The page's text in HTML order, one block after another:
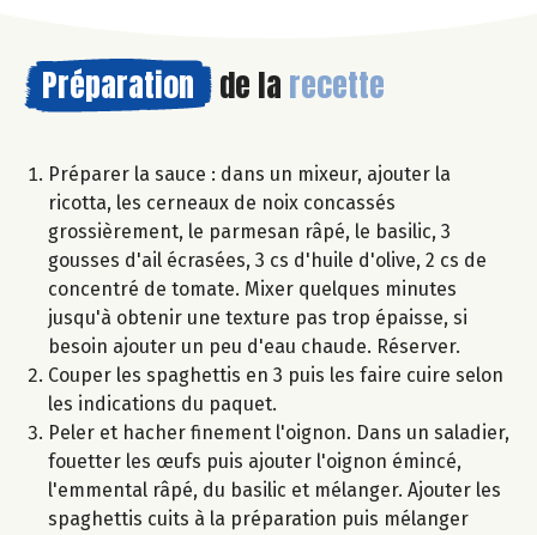
Préparation de la recette
Préparer la sauce : dans un mixeur, ajouter la
ricotta, les cerneaux de noix concassés
grossièrement, le parmesan râpé, le basilic, 3
gousses d'ail écrasées, 3 cs d'huile d'olive, 2 cs de
concentré de tomate. Mixer quelques minutes
jusqu'à obtenir une texture pas trop épaisse, si
besoin ajouter un peu d'eau chaude. Réserver.
Couper les spaghettis en 3 puis les faire cuire selon
les indications du paquet.
Peler et hacher finement l'oignon. Dans un saladier,
fouetter les œufs puis ajouter l'oignon émincé,
l'emmental râpé, du basilic et mélanger. Ajouter les
spaghettis cuits à la préparation puis mélanger